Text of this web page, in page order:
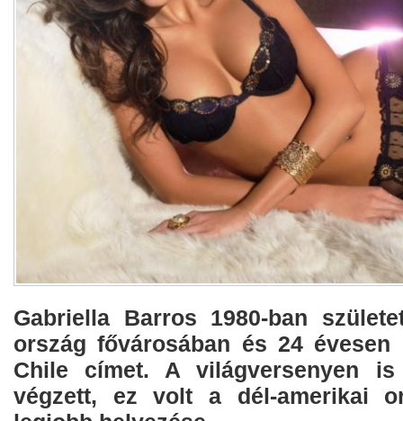
Gabriella Barros 1980-ban
ország fővárosában és 24
Chile címet. A világversenyen
végzett, ez volt a dél-amerikai